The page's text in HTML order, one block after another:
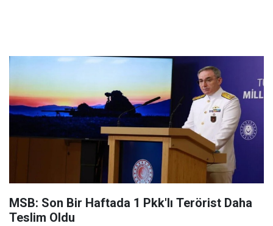
MSB: Son Bir Haftada 1 Pkk'lı Terörist Daha
Teslim Oldu